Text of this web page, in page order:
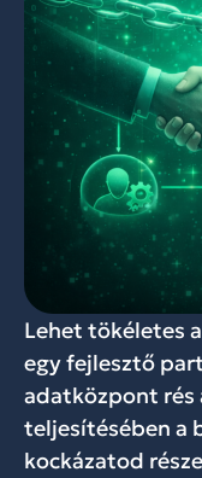
Lehet tökéletes
egy fejlesztő
adatközpont rés
teljesítésében a
kockázatod